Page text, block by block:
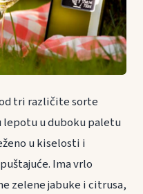
tri različite sorte
lepotu u duboku paletu
u kiselosti i
Ima vrlo
zelene jabuke i citrusa,